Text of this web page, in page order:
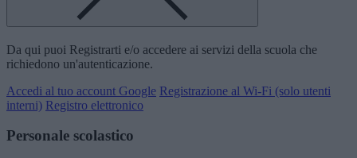
Da qui puoi Registrarti e/o accedere ai servizi della scuola che
richiedono un'autenticazione.
Accedi al tuo account Google Registrazione al Wi-Fi (solo utenti
interni) Registro elettronico
Personale scolastico